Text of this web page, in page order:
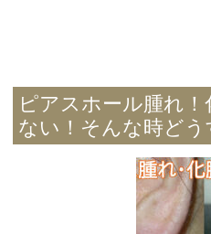
ピアスホール腫れ
ない！そんな時どう